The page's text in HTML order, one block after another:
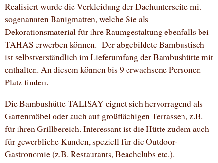
Realisiert wurde die Verkleidung der Dachunterseite mit
sogenannten Banigmatten, welche Sie als
Dekorationsmaterial für ihre Raumgestaltung ebenfalls bei
TAHAS erwerben können. Der abgebildete Bambustisch
ist selbstverständlich im Lieferumfang der Bambushütte mit
enthalten. An diesem können bis 9 erwachsene Personen
Platz finden.
Die Bambushütte TALISAY eignet sich hervorragend als
Gartenmöbel oder auch auf großflächigen Terrassen, z.B.
für ihren Grillbereich. Interessant ist die Hütte zudem auch
für gewerbliche Kunden, speziell für die Outdoor-
Gastronomie (z.B. Restaurants, Beachclubs etc.).